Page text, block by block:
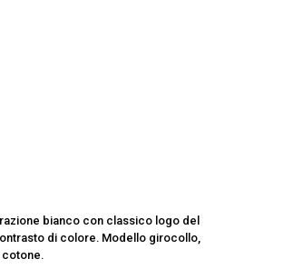
bianco con classico logo del
di colore. Modello girocollo,